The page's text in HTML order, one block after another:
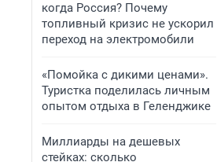
когда Россия? Почему
топливный кризис не ускорил
переход на электромобили
«Помойка с дикими ценами».
Туристка поделилась личным
опытом отдыха в Геленджике
Миллиарды на дешевых
стейках: сколько